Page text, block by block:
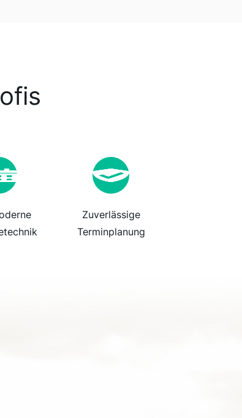
Zuverlässige
Terminplanung